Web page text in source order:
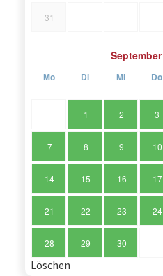
31
September
Mo Di Mi Do
1 2 3
7 8 9 10
14 15 16 17
21 22 23 24
28 29 30
Löschen